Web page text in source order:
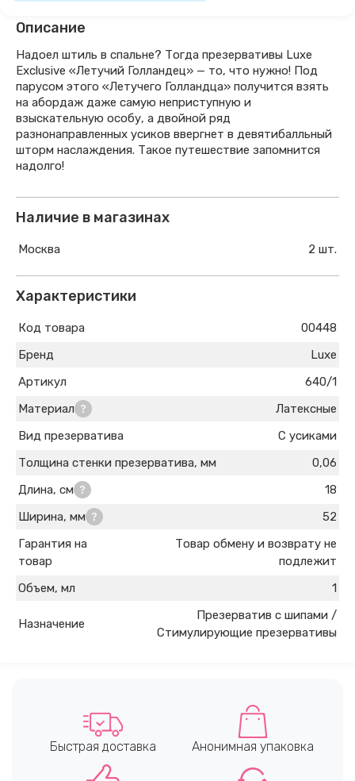
Описание
Надоел штиль в спальне? Тогда презервативы Luxe
Exclusive «Летучий Голландец» — то, что нужно! Под
парусом этого «Летучего Голландца» получится взять
на абордаж даже самую неприступную и
взыскательную особу, а двойной ряд
разнонаправленных усиков ввергнет в девятибалльный
шторм наслаждения. Такое путешествие запомнится
надолго!
Наличие в магазинах
Москва 2 шт.
Характеристики
Код товара
00448
Бренд
Luxe
Артикул
640/1
Материал
Латексные
Вид презерватива
С усиками
Толщина стенки презерватива, мм
0,06
Длина, см
18
Ширина, мм
52
Гарантия на
товар
Товар обмену и возврату не
подлежит
Объем, мл
1
Назначение
Презерватив с шипами /
Стимулирующие презервативы
Быстрая доставка Анонимная упаковка